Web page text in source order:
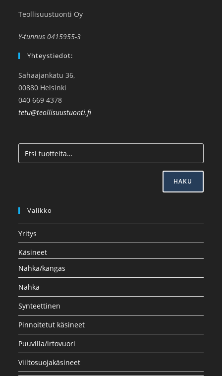
Teollisuustuonti Oy
Y-tunnus 0415955-3
Yhteystiedot:
Sahaajankatu 36,
00880 Helsinki
040 669 4378
tetu@teollisuustuonti.fi
HAKU
Valikko
Yritys
Käsineet
Nahka/kangas
Nahka
Synteettinen
Pinnoitetut käsineet
Puuvilla/irtovuori
Viiltosuojakäsineet